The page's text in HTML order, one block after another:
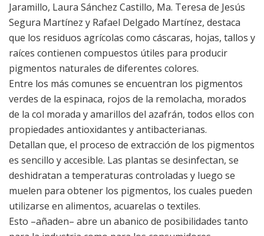
Jaramillo, Laura Sánchez Castillo, Ma. Teresa de Jesús
Segura Martínez y Rafael Delgado Martínez, destaca
que los residuos agrícolas como cáscaras, hojas, tallos y
raíces contienen compuestos útiles para producir
pigmentos naturales de diferentes colores.
Entre los más comunes se encuentran los pigmentos
verdes de la espinaca, rojos de la remolacha, morados
de la col morada y amarillos del azafrán, todos ellos con
propiedades antioxidantes y antibacterianas.
Detallan que, el proceso de extracción de los pigmentos
es sencillo y accesible. Las plantas se desinfectan, se
deshidratan a temperaturas controladas y luego se
muelen para obtener los pigmentos, los cuales pueden
utilizarse en alimentos, acuarelas o textiles.
Esto –añaden– abre un abanico de posibilidades tanto